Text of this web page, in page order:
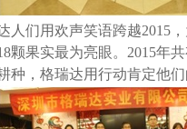
人们用欢声笑语跨越2015
颗果实最为亮眼。 2015年
种，格瑞达用行动肯定他们